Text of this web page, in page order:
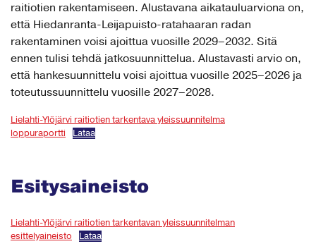
raitiotien rakentamiseen. Alustavana aikatauluarviona on,
että Hiedanranta-Leijapuisto-ratahaaran radan
rakentaminen voisi ajoittua vuosille 2029–2032. Sitä
ennen tulisi tehdä jatkosuunnittelua. Alustavasti arvio on,
että hankesuunnittelu voisi ajoittua vuosille 2025–2026 ja
toteutussuunnittelu vuosille 2027–2028.
Lielahti-Ylöjärvi raitiotien tarkentava yleissuunnitelma
loppuraportti
Lataa
Esitysaineisto
Lielahti-Ylöjärvi raitiotien tarkentavan yleissuunnitelman
esittelyaineisto
Lataa